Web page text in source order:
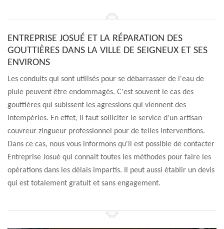
ENTREPRISE JOSUÉ ET LA RÉPARATION DES
GOUTTIÈRES DANS LA VILLE DE SEIGNEUX ET SES
ENVIRONS
Les conduits qui sont utilisés pour se débarrasser de l'eau de
pluie peuvent être endommagés. C'est souvent le cas des
gouttières qui subissent les agressions qui viennent des
intempéries. En effet, il faut solliciter le service d'un artisan
couvreur zingueur professionnel pour de telles interventions.
Dans ce cas, nous vous informons qu'il est possible de contacter
Entreprise Josué qui connait toutes les méthodes pour faire les
opérations dans les délais impartis. Il peut aussi établir un devis
qui est totalement gratuit et sans engagement.